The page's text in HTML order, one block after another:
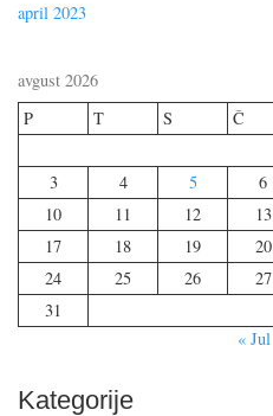
april 2023
avgust 2026
P
T S Č
3
4 5 6
10
11 12 13
17
18 19 20
24
25 26 27
31
« Jul
Kategorije